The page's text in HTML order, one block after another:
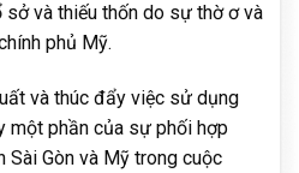
và thiếu thốn do sự thờ ơ và
phủ Mỹ.
và thúc đẩy việc sử dụng
một phần của sự phối hợp
Sài Gòn và Mỹ trong cuộc